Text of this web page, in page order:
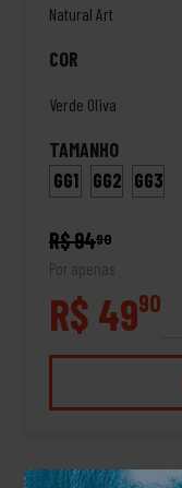
Natural Art
COR
Verde Oliva
TAMANHO
GG1
GG2 GG3
R$ 9490
Por apenas
R$ 4990